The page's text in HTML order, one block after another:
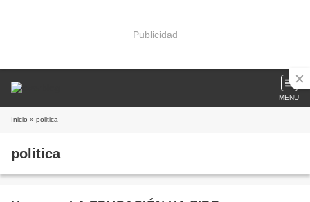
Publicidad
MENU
Inicio » politica
politica